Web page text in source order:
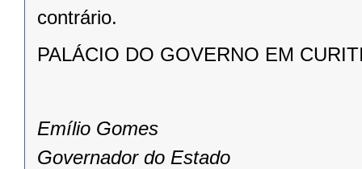
contrário.
PALÁCIO DO GOVERNO EM
Emílio Gomes
Governador do Estado